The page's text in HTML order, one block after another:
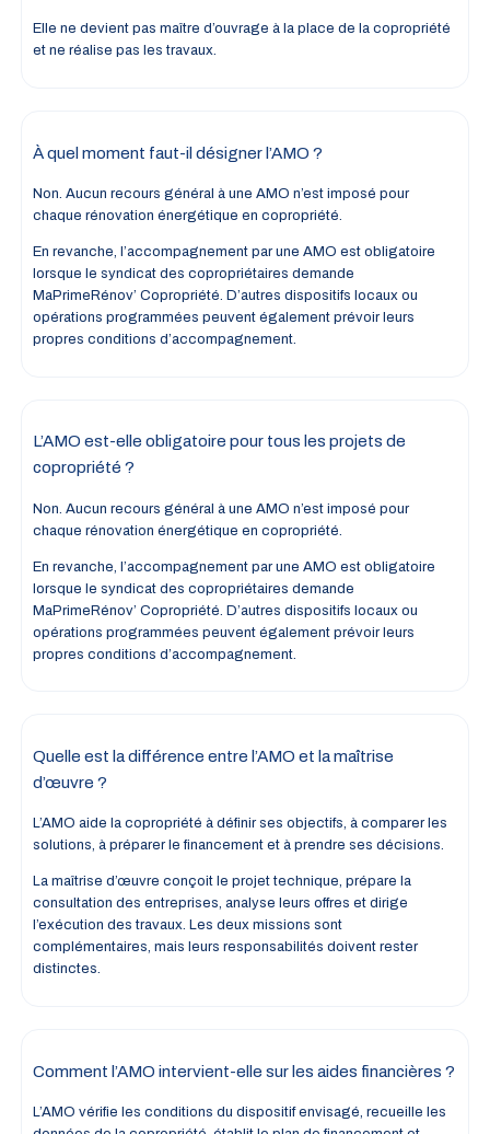
Elle ne devient pas maître d’ouvrage à la place de la copropriété
et ne réalise pas les travaux.
À quel moment faut-il désigner l’AMO ?
Non. Aucun recours général à une AMO n’est imposé pour
chaque rénovation énergétique en copropriété.
En revanche, l’accompagnement par une AMO est obligatoire
lorsque le syndicat des copropriétaires demande
MaPrimeRénov’ Copropriété. D’autres dispositifs locaux ou
opérations programmées peuvent également prévoir leurs
propres conditions d’accompagnement.
L’AMO est-elle obligatoire pour tous les projets de
copropriété ?
Non. Aucun recours général à une AMO n’est imposé pour
chaque rénovation énergétique en copropriété.
En revanche, l’accompagnement par une AMO est obligatoire
lorsque le syndicat des copropriétaires demande
MaPrimeRénov’ Copropriété. D’autres dispositifs locaux ou
opérations programmées peuvent également prévoir leurs
propres conditions d’accompagnement.
Quelle est la différence entre l’AMO et la maîtrise
d’œuvre ?
L’AMO aide la copropriété à définir ses objectifs, à comparer les
solutions, à préparer le financement et à prendre ses décisions.
La maîtrise d’œuvre conçoit le projet technique, prépare la
consultation des entreprises, analyse leurs offres et dirige
l’exécution des travaux. Les deux missions sont
complémentaires, mais leurs responsabilités doivent rester
distinctes.
Comment l’AMO intervient-elle sur les aides financières ?
L’AMO vérifie les conditions du dispositif envisagé, recueille les